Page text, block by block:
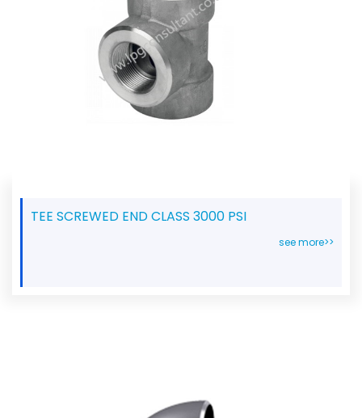
TEE SCREWED END CLASS 3000 PSI
see more>>